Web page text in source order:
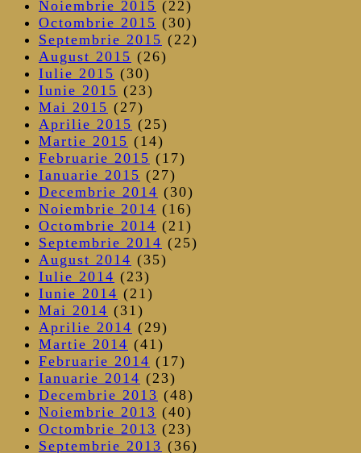
Noiembrie 2015 (22)
Octombrie 2015 (30)
Septembrie 2015 (22)
August 2015 (26)
Iulie 2015 (30)
Iunie 2015 (23)
Mai 2015 (27)
Aprilie 2015 (25)
Martie 2015 (14)
Februarie 2015 (17)
Ianuarie 2015 (27)
Decembrie 2014 (30)
Noiembrie 2014 (16)
Octombrie 2014 (21)
Septembrie 2014 (25)
August 2014 (35)
Iulie 2014 (23)
Iunie 2014 (21)
Mai 2014 (31)
Aprilie 2014 (29)
Martie 2014 (41)
Februarie 2014 (17)
Ianuarie 2014 (23)
Decembrie 2013 (48)
Noiembrie 2013 (40)
Octombrie 2013 (23)
Septembrie 2013 (36)